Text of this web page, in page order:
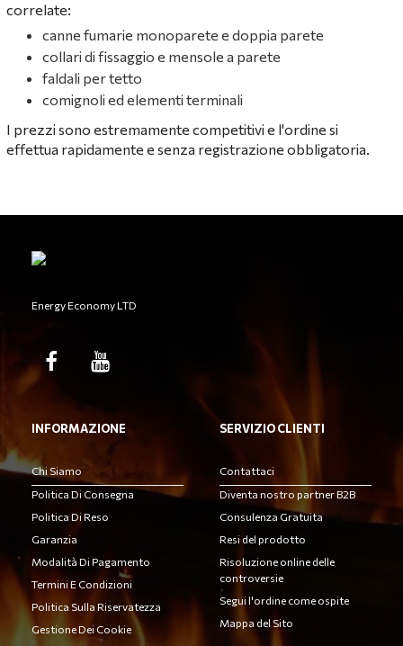
correlate:
canne fumarie monoparete e doppia parete
collari di fissaggio e mensole a parete
faldali per tetto
comignoli ed elementi terminali
I prezzi sono estremamente competitivi e l'ordine si
effettua rapidamente e senza registrazione obbligatoria.
Energy Economy LTD
INFORMAZIONE
Chi Siamo
Politica Di Consegna
Politica Di Reso
Garanzia
Modalità Di Pagamento
Termini E Condizioni
Politica Sulla Riservatezza
Gestione Dei Cookie
SERVIZIO CLIENTI
Contattaci
Diventa nostro partner B2B
Consulenza Gratuita
Resi del prodotto
Risoluzione online delle
controversie
Segui l'ordine come ospite
Mappa del Sito